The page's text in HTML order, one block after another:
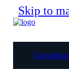
Skip to
Consulting